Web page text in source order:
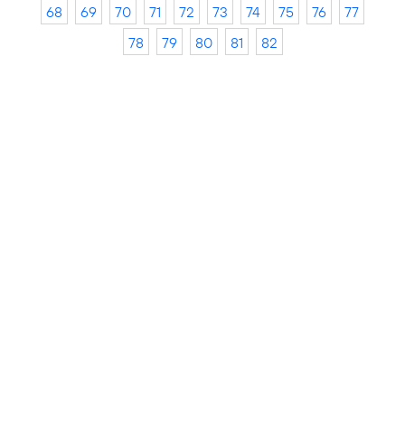
68
69 70 71 72 73 74 75 76
77
78
79 80 81 82